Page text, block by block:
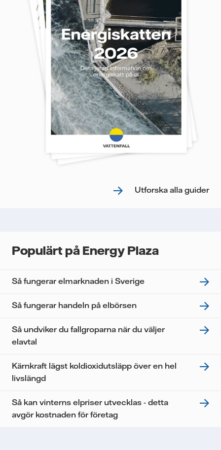
Utforska alla guider
Populärt på Energy Plaza
Så fungerar elmarknaden i Sverige
Så fungerar handeln på elbörsen
Så undviker du fallgroparna när du väljer
elavtal
Kärnkraft lägst koldioxidutsläpp över en hel
livslängd
Så kan vinterns elpriser utvecklas - detta
avgör kostnaden för företag